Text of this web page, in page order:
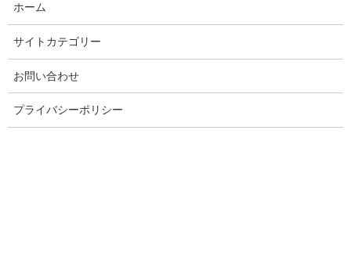
Copy
コメントを残す
ホーム
サイトカテゴリー
お問い合わせ
プライバシーポリシー